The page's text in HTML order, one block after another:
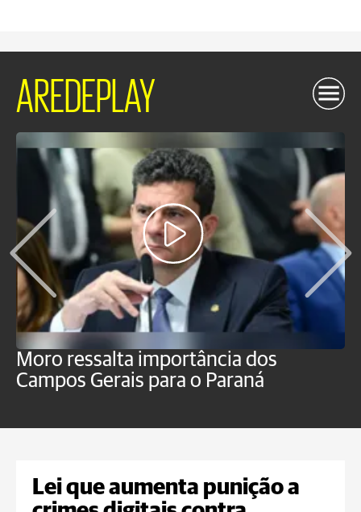
AREDEPLAY
Moro ressalta importância dos
Campos Gerais para o Paraná
Lei que aumenta punição a